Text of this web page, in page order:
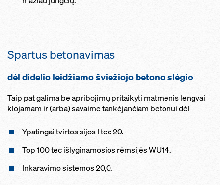
Spartus betonavimas
dėl didelio leidžiamo šviežiojo betono slėgio
Taip pat galima be apribojimų pritaikyti matmenis lengvai
klojamam ir (arba) savaime tankėjančiam betonui dėl
Ypatingai tvirtos sijos I tec 20.
Top 100 tec išlyginamosios rėmsijės WU14.
Inkaravimo sistemos 20,0.